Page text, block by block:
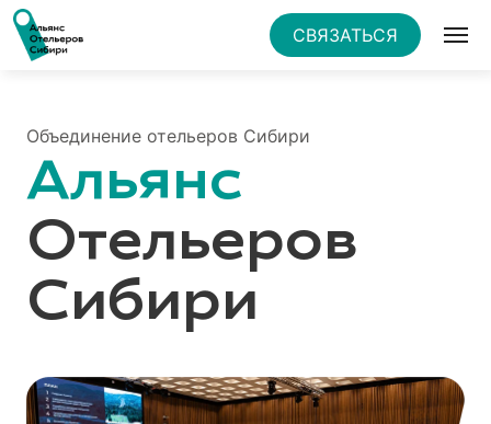
СВЯЗАТЬСЯ
Объединение отельеров Сибири
Альянс
Отельеров
Сибири